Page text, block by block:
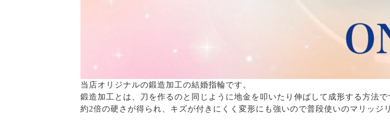
当店オリジナルの鍛造加工の結婚指輪です。
鍛造加工とは、刀を作るのと同じように地金を叩いたり伸ばして成形する方法
約2倍の硬さが得られ、キズが付きにくく変形にも強いので普段使いのマリッジ